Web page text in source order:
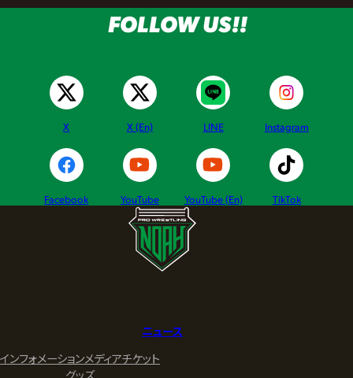
FOLLOW US!!
X X (En) LINE Instagram
Facebook YouTube YouTube (En) TikTok
ニュース
インフォメーションメディアチケット
グッズ